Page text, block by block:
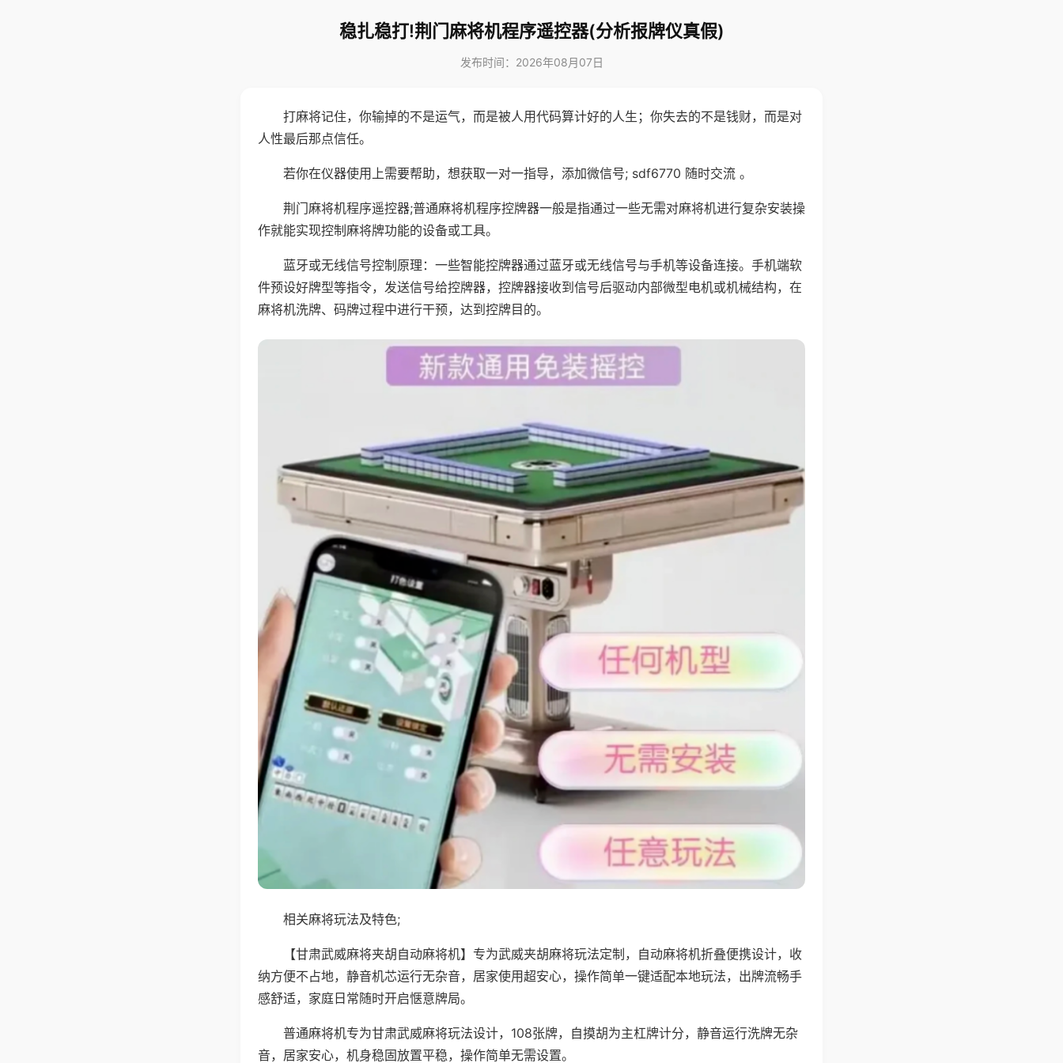
稳扎稳打!荆门麻将机程序遥控器(分析报牌仪真假)
发布时间：2026年08月07日
打麻将记住，你输掉的不是运气，而是被人用代码算计好的人生；你失去的不是钱财，而是对
人性最后那点信任。
若你在仪器使用上需要帮助，想获取一对一指导，添加微信号; sdf6770 随时交流 。
荆门麻将机程序遥控器;普通麻将机程序控牌器一般是指通过一些无需对麻将机进行复杂安装操
作就能实现控制麻将牌功能的设备或工具。
蓝牙或无线信号控制原理：一些智能控牌器通过蓝牙或无线信号与手机等设备连接。手机端软
件预设好牌型等指令，发送信号给控牌器，控牌器接收到信号后驱动内部微型电机或机械结构，在
麻将机洗牌、码牌过程中进行干预，达到控牌目的。
相关麻将玩法及特色;
【甘肃武威麻将夹胡自动麻将机】专为武威夹胡麻将玩法定制，自动麻将机折叠便携设计，收
纳方便不占地，静音机芯运行无杂音，居家使用超安心，操作简单一键适配本地玩法，出牌流畅手
感舒适，家庭日常随时开启惬意牌局。
普通麻将机专为甘肃武威麻将玩法设计，108张牌，自摸胡为主杠牌计分，静音运行洗牌无杂
音，居家安心，机身稳固放置平稳，操作简单无需设置。